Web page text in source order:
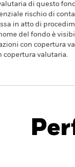
di questo
rischio di
in atto di
del fondo è
con copertura
copertura valutaria.